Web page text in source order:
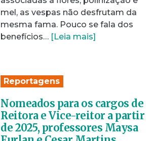
mel, as vespas não desfrutam da
mesma fama. Pouco se fala dos
benefícios… [Leia mais]
Reportagens
Nomeados para os cargos de
Reitora e Vice-reitor a partir
de 2025, professores Maysa